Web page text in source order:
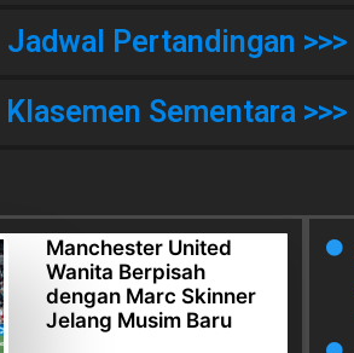
Jadwal Pertandingan >>>
Klasemen Sementara >>>
Manchester United
Wanita Berpisah
dengan Marc Skinner
Jelang Musim Baru